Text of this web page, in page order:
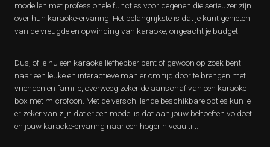
modellen met professionele functies voor degenen die serieuzer zijn
over hun karaoke-ervaring. Het belangrijkste is dat je kunt genieten
van de vreugde en opwinding van karaoke, ongeacht je budget.
Dus, of je nu een karaoke-liefhebber bent of gewoon op zoek bent
naar een leuke en interactieve manier om tijd door te brengen met
vrienden en familie, overweeg zeker de aanschaf van een karaoke
box met microfoon. Met de verschillende beschikbare opties kun je
er zeker van zijn dat er een model is dat aan jouw behoeften voldoet
en jouw karaoke-ervaring naar een hoger niveau tilt.